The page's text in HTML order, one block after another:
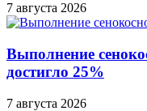
7 августа 2026
Выполнение
достигло 25%
7 августа 2026